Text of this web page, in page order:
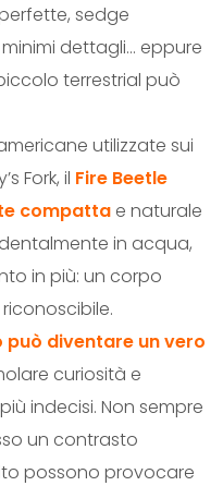
sedge
dettagli… eppure
terrestrial può
utilizzate sui
Fork, il Fire Beetle
compatta e naturale
in acqua,
in più: un corpo
diventare un vero
curiosità e
indecisi. Non sempre
un contrasto
possono provocare